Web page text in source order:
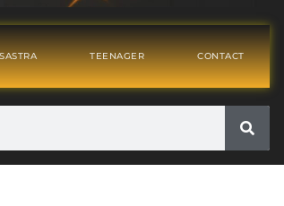
TEENAGER CONTACT